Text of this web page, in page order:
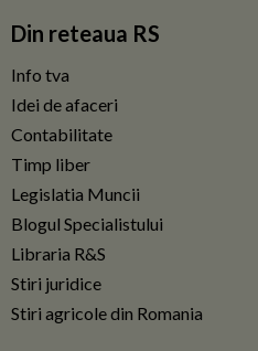
Din reteaua RS
Info tva
Idei de afaceri
Contabilitate
Timp liber
Legislatia Muncii
Blogul Specialistului
Libraria R&S
Stiri juridice
Stiri agricole din Romania